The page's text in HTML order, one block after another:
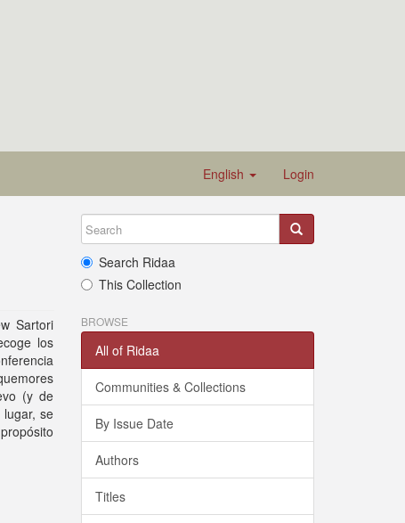
English Login
Sartori
los
(y de
se
Search Ridaa
This Collection
BROWSE
All of Ridaa
Communities & Collections
By Issue Date
Authors
Titles